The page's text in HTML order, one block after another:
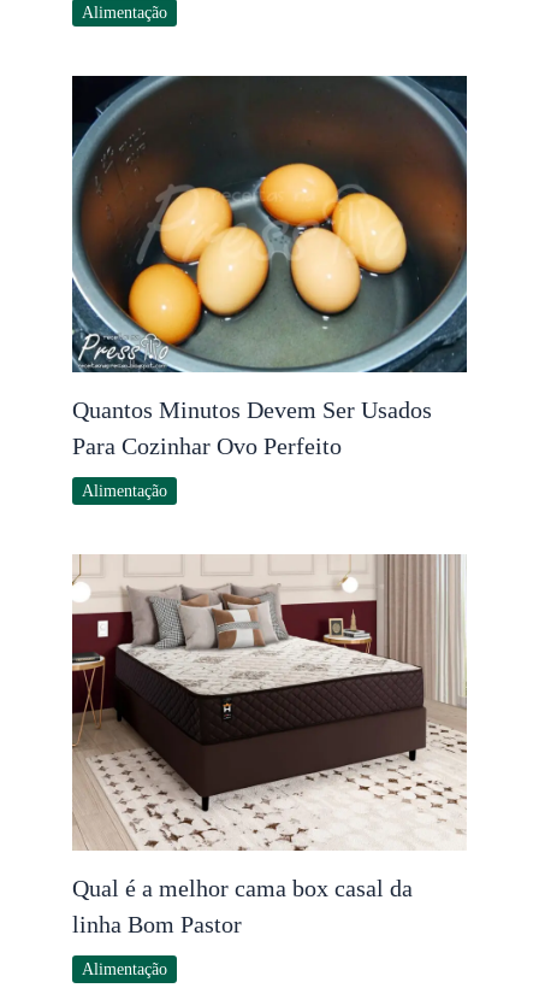
Alimentação
Quantos Minutos Devem Ser Usados
Para Cozinhar Ovo Perfeito
Alimentação
Qual é a melhor cama box casal da
linha Bom Pastor
Alimentação